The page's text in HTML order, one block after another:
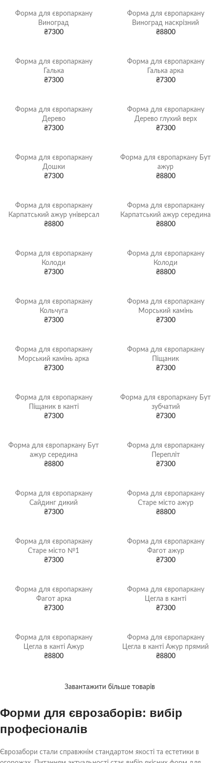
Форма для європаркану
Виноград
₴7300
Форма для європаркану
Виноград наскрізний
₴8800
Форма для європаркану
Галька
₴7300
Форма для європаркану
Галька арка
₴7300
Форма для європаркану
Дерево
₴7300
Форма для європаркану
Дерево глухий верх
₴7300
Форма для європаркану
Дошки
₴7300
Форма для європаркану Бут
ажур
₴8800
Форма для європаркану
Карпатський ажур універсал
₴8800
Форма для європаркану
Карпатський ажур середина
₴8800
Форма для європаркану
Колоди
₴7300
Форма для європаркану
Колоди
₴8800
Форма для європаркану
Кольчуга
₴7300
Форма для європаркану
Морський камінь
₴7300
Форма для європаркану
Морський камінь арка
₴7300
Форма для європаркану
Піщаник
₴7300
Форма для європаркану
Піщаник в канті
₴7300
Форма для європаркану Бут
зубчатий
₴7300
Форма для європаркану Бут
ажур середина
₴8800
Форма для європаркану
Перепліт
₴7300
Форма для європаркану
Сайдинг дикий
₴7300
Форма для європаркану
Старе місто ажур
₴8800
Форма для європаркану
Старе місто №1
₴7300
Форма для європаркану
Фагот ажур
₴7300
Форма для європаркану
Фагот арка
₴7300
Форма для європаркану
Цегла в канті
₴7300
Форма для європаркану
Цегла в канті Ажур
₴8800
Форма для європаркану
Цегла в канті Ажур прямий
₴8800
Завантажити більше товарів
Форми для єврозаборів: вибір
професіоналів
Єврозабори стали справжнім стандартом якості та естетики в